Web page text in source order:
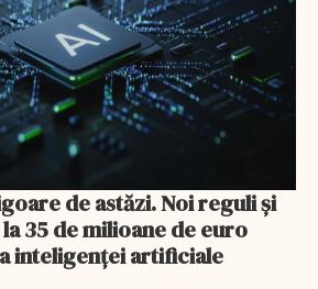
de astăzi. Noi reguli și
35 de milioane de euro
inteligenței artificiale